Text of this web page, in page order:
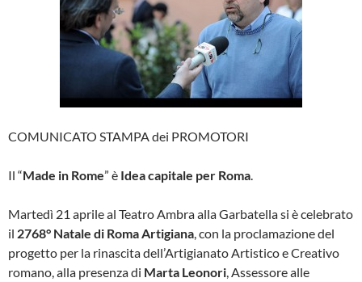
COMUNICATO STAMPA dei PROMOTORI
Il “Made in Rome” è Idea capitale per Roma.
Martedì 21 aprile al Teatro Ambra alla Garbatella si è celebrato
il 2768° Natale di Roma Artigiana, con la proclamazione del
progetto per la rinascita dell’Artigianato Artistico e Creativo
romano, alla presenza di Marta Leonori, Assessore alle